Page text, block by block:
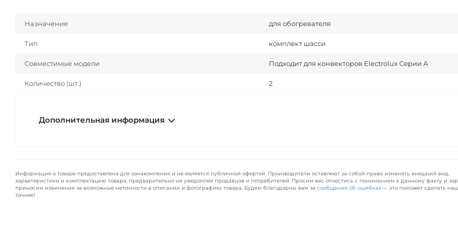
Назначение для обогревателя
Тип комплект шасси
Совместимые модели Подходит для конвекторов Electrolux Серии А
Количество (шт.) 2
Дополнительная информация
Информация о товаре предоставлена для ознакомления и не является публичной офертой. Производители оставляют за собой право изменять внешний вид,
характеристики и комплектацию товара, предварительно не уведомляя продавцов и потребителей. Просим вас отнестись с пониманием к данному факту и
приносим извинения за возможные неточности в описании и фотографиях товара. Будем благодарны вам за сообщение об ошибках — это поможет сделать
точнее!